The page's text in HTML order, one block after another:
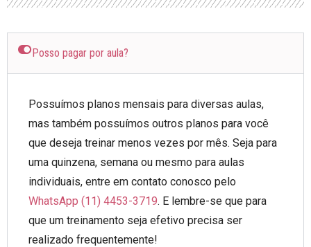
Posso pagar por aula?
Possuímos planos mensais para diversas aulas,
mas também possuímos outros planos para você
que deseja treinar menos vezes por mês. Seja para
uma quinzena, semana ou mesmo para aulas
individuais, entre em contato conosco pelo
WhatsApp (11) 4453-3719. E lembre-se que para
que um treinamento seja efetivo precisa ser
realizado frequentemente!